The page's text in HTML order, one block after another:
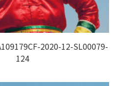
2020-12-SL00079-
124